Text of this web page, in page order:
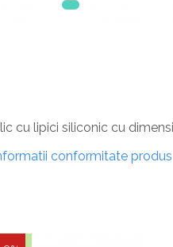
cu lipici siliconic cu
conformitate produs